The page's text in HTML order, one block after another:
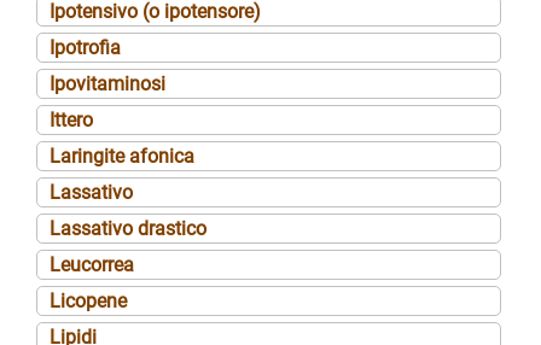
Ipotensivo (o ipotensore)
Ipotrofia
Ipovitaminosi
Ittero
Laringite afonica
Lassativo
Lassativo drastico
Leucorrea
Licopene
Lipidi